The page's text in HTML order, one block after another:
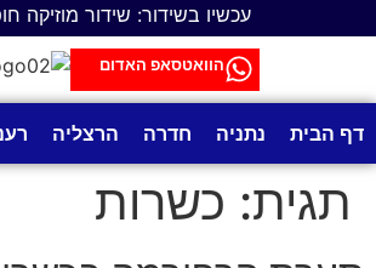
עכשיו בשידור: שידור מוזיקה
הוואטסאפ האדום
דף הבית נתניה חדרה הרצליה
תגית: כשרות